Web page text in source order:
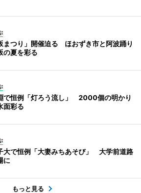
まつり」開催迫る ほおずき市と阿波踊り
の夏を彩る
で恒例「灯ろう流し」 2000個の明かり
面彩る
大で恒例「大妻みちあそび」 大学前道路
に
もっと見る